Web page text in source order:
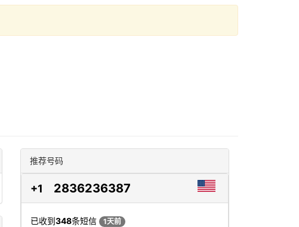
推荐号码
+1 2836236387
已收到348条短信 1天前